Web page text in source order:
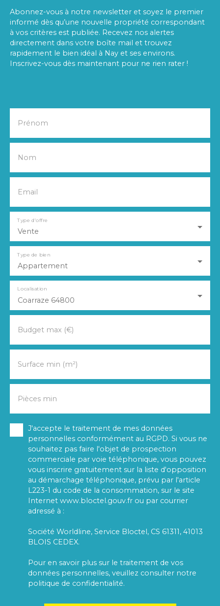
Abonnez-vous à notre newsletter et soyez le premier
informé dès qu’une nouvelle propriété correspondant
à vos critères est publiée. Recevez nos alertes
directement dans votre boîte mail et trouvez
rapidement le bien idéal à Nay et ses environs.
Inscrivez-vous dès maintenant pour ne rien rater !
Prénom
Nom
Email
Vente
Type d'offre
Appartement
Type de bien
Coarraze 64800
Localisation
Budget max (€)
Surface min (m²)
Pièces min
J'accepte le traitement de mes données
personnelles conformément au RGPD. Si vous ne
souhaitez pas faire l'objet de prospection
commerciale par voie téléphonique, vous pouvez
vous inscrire gratuitement sur la liste d'opposition
au démarchage téléphonique, prévu par l'article
L223-1 du code de la consommation, sur le site
Internet www.bloctel.gouv.fr ou par courrier
adressé à :
Société Worldline, Service Bloctel, CS 61311, 41013
BLOIS CEDEX.
Pour en savoir plus sur le traitement de vos
données personnelles, veuillez consulter notre
politique de confidentialité.